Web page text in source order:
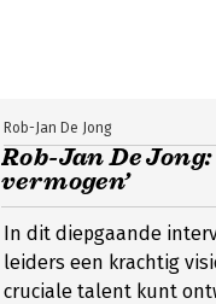
Rob-Jan De
vermogen’
Rob-Jan De Jong
In dit diepgaande
leiders een krachtig
cruciale talent kunt